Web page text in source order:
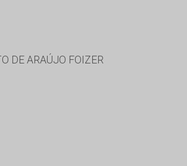
DE ARAÚJO FOIZER